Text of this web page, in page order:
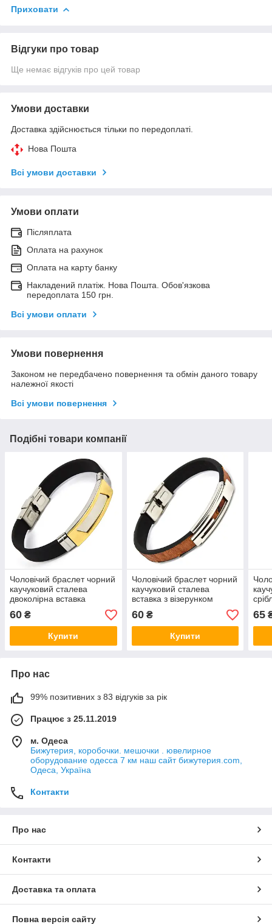
Приховати
Відгуки про товар
Ще немає відгуків про цей товар
Умови доставки
Доставка здійснюється тільки по передоплаті.
Нова Пошта
Всі умови доставки
Умови оплати
Післяплата
Оплата на рахунок
Оплата на карту банку
Накладений платіж. Нова Пошта. Обов'язкова
передоплата 150 грн.
Всі умови оплати
Умови повернення
Законом не передбачено повернення та обмін даного товару
належної якості
Всі умови повернення
Подібні товари компанії
Чоловічий браслет чорний
каучуковий сталева
двоколірна вставка
Stainless Steel якір
довжина 22 см ширина 12
мм
60 ₴
Купити
Чоловічий браслет чорний
каучуковий сталева
вставка з візерунком
Stainless Steel якір
довжина 22 см ширина 12
мм
60₴
Купити
см
65
Про нас
99% позитивних з 83 відгуків за рік
Працює з 25.11.2019
м. Одеса
Бижутерия, коробочки. мешочки . ювелирное
оборудование одесса 7 км наш сайт бижутерия.com,
Одеса, Україна
Контакти
Про нас
Контакти
Доставка та оплата
Повна версія сайту